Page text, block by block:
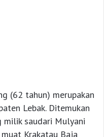
(62 tahun) merupakan
Lebak. Ditemukan
milik saudari Mulyani
Krakatau Baja